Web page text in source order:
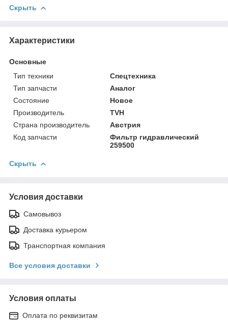
Скрыть
Характеристики
Основные
Тип техники
Спецтехника
Тип запчасти
Аналог
Состояние
Новое
Производитель
TVH
Страна производитель
Австрия
Код запчасти
Фильтр гидравлический
259500
Скрыть
Условия доставки
Самовывоз
Доставка курьером
Транспортная компания
Все условия доставки
Условия оплаты
Оплата по реквизитам